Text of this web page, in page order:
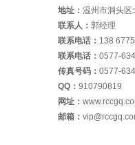
地址： 温州市洞头区
联系人： 郭经理
联系电话： 138
联系电话： 0577-
传真号码： 0577-
QQ： 910790819
网址：
邮箱：